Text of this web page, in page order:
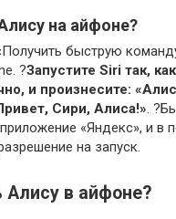
на айфоне?
быструю
?Запустите Siri так,
и произнесите:
Сири, Алиса!».
«Яндекс», и в
на запуск.
Алису в айфоне?